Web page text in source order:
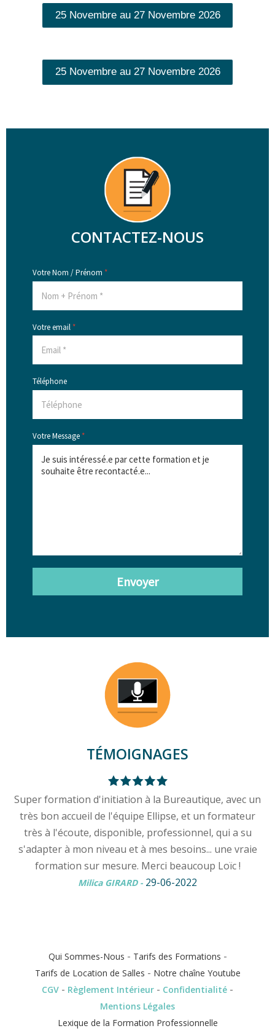
25 Novembre au 27 Novembre 2026
25 Novembre au 27 Novembre 2026
CONTACTEZ-NOUS
Votre Nom / Prénom *
Votre email *
Téléphone
Votre Message *
Envoyer
TÉMOIGNAGES
Super formation d'initiation à la Bureautique, avec un
très bon accueil de l'équipe Ellipse, et un formateur
très à l'écoute, disponible, professionnel, qui a su
s'adapter à mon niveau et à mes besoins... une vraie
formation sur mesure. Merci beaucoup Loïc !
Milica GIRARD - 29-06-2022
Qui Sommes-Nous - Tarifs des Formations -
Tarifs de Location de Salles - Notre chaîne Youtube
CGV - Règlement Intérieur - Confidentialité -
Mentions Légales
Lexique de la Formation Professionnelle